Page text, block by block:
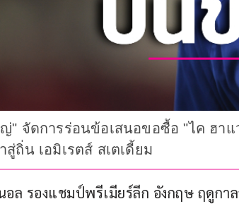
" จัดการร่อนข้อเสนอขอซื้อ "ไค ฮาแ
สู่ถิ่น เอมิเรตส์ สเตเดี้ยม
อล รองแชมป์พรีเมียร์ลีก อังกฤษ ฤดูก